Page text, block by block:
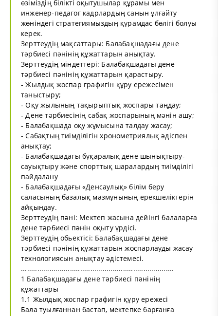
өзіміздің білікті оқытушылар құрамы мен
инженер-педагог кадрлардың санын ұлғайту
жөніндегі стратегиямыздың құрамдас бөлігі болуы
керек.
Зерттеудің мақсаттары: Балабақшадағы дене
тәрбиесі пәнінің құжаттарын анықтау.
Зерттеудің міндеттері: Балабақшадағы дене
тәрбиесі пәнінің құжаттарын қарастыру.
- Жылдық жоспар графигін құру ережесімен
таныстыру;
- Оқу жылының тақырыптық жоспары таңдау;
- Дене тәрбиесінің сабақ жоспарының мәнін ашу;
- Балабақшада оқу жұмысына талдау жасау;
- Сабақтың тиімділігін хронометриялық әдіспен
анықтау;
- Балабақшадағы бұқаралық дене шынықтыру-
сауықтыру және спорттық шаралардың тиімділігі
пайдалану
- Балабақшадағы «Денсаулық» білім беру
саласының базалық мазмұнының ерекшеліктерін
айқындау.
Зерттеудің пәні: Мектеп жасына дейінгі балаларға
дене тәрбиесі пәнін оқыту үрдісі.
Зерттеудің обьектісі: Балабақшадағы дене
тәрбиесі пәнінің құжаттарын жоспарлауды жасау
технологиясын анықтау әдістемесі.
...........................................................................
1 Балабақшадағы дене тәрбиесі пәнінің
құжаттары
1.1 Жылдық жоспар графигін құру ережесі
Бала туылғаннан бастап, мектепке барғанға